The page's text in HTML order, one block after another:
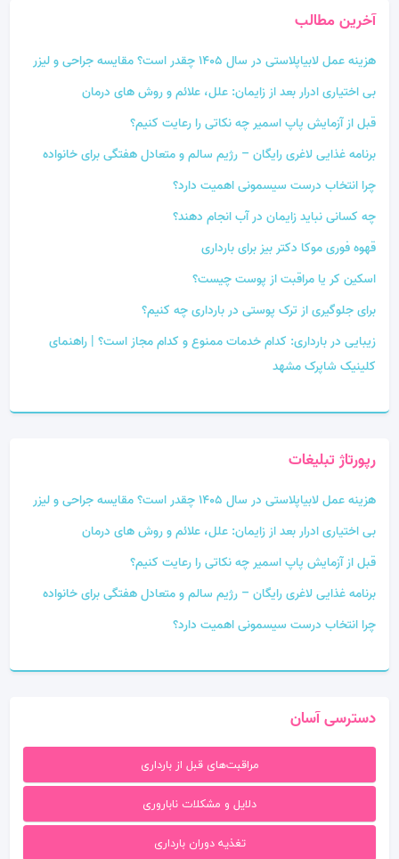
آخرین مطالب
هزینه عمل لابیاپلاستی در سال 1405 چقدر است؟ مقایسه جراحی و لیزر
بی‌ اختیاری ادرار بعد از زایمان: علل، علائم و روش‌ های درمان
قبل از آزمایش پاپ اسمیر چه نکاتی را رعایت کنیم؟
برنامه غذایی لاغری رایگان – رژیم سالم و متعادل هفتگی برای خانواده
چرا انتخاب درست سیسمونی اهمیت دارد؟
چه کسانی نباید زایمان در آب انجام دهند؟
قهوه فوری موکا دکتر بیز برای بارداری
اسکین کر یا مراقبت از پوست چیست؟
برای جلوگیری از ترک پوستی در بارداری چه کنیم؟
زیبایی در بارداری: کدام خدمات ممنوع و کدام مجاز است؟ | راهنمای
کلینیک شاپرک مشهد
رپورتاژ تبلیغات
هزینه عمل لابیاپلاستی در سال 1405 چقدر است؟ مقایسه جراحی و لیزر
بی‌ اختیاری ادرار بعد از زایمان: علل، علائم و روش‌ های درمان
قبل از آزمایش پاپ اسمیر چه نکاتی را رعایت کنیم؟
برنامه غذایی لاغری رایگان – رژیم سالم و متعادل هفتگی برای خانواده
چرا انتخاب درست سیسمونی اهمیت دارد؟
دسترسی آسان
مراقبت‌های قبل از بارداری
دلایل و مشکلات ناباروری
تغذیه دوران بارداری